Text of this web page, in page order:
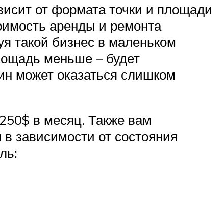
от формата точки и площади
аренды и ремонта
такой бизнес в маленьком
меньше – будет
может оказаться слишком
в месяц. Также вам
зависимости от состояния